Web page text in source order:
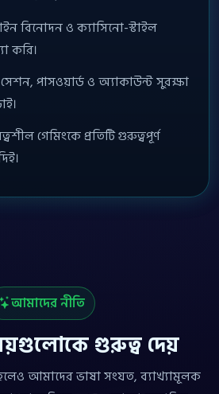
বিনোদন ও ক্যাসিনো-স্টাইল
করি।
পাসওয়ার্ড ও অ্যাকাউন্ট সুরক্ষা
গেমিংকে প্রতিটি গুরুত্বপূর্ণ
আমাদের নীতি
গুরুত্ব দেয়
হলেও আমাদের ভাষা সংযত, ব্যাখ্যামূলক